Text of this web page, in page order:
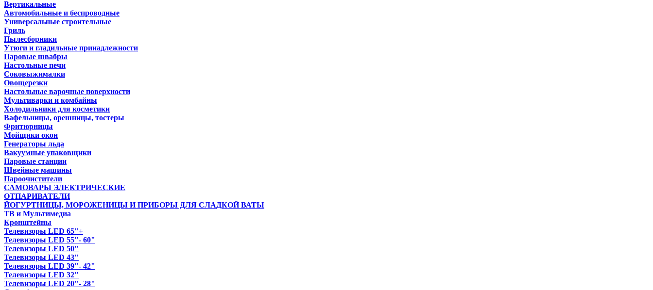
Вертикальные
Автомобильные и беспроводные
Универсальные строительные
Гриль
Пылесборники
Утюги и гладильные принадлежности
Паровые швабры
Настольные печи
Соковыжималки
Овощерезки
Настольные варочные поверхности
Мультиварки и комбайны
Холодильники для косметики
Вафельницы, орешницы, тостеры
Фритюрницы
Мойщики окон
Генераторы льда
Вакуумные упаковщики
Паровые станции
Швейные машины
Пароочистители
САМОВАРЫ ЭЛЕКТРИЧЕСКИЕ
ОТПАРИВАТЕЛИ
ЙОГУРТНИЦЫ, МОРОЖЕНИЦЫ И ПРИБОРЫ ДЛЯ СЛАДКОЙ ВАТЫ
ТВ и Мультимедиа
Кронштейны
Телевизоры LED 65"+
Телевизоры LED 55"- 60"
Телевизоры LED 50"
Телевизоры LED 43"
Телевизоры LED 39"- 42"
Телевизоры LED 32"
Телевизоры LED 20"- 28"